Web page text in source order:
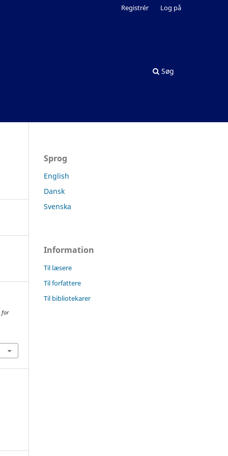
Søg
Registrér Log på
for
Sprog
English
Dansk
Svenska
Information
Til læsere
Til forfattere
Til bibliotekarer